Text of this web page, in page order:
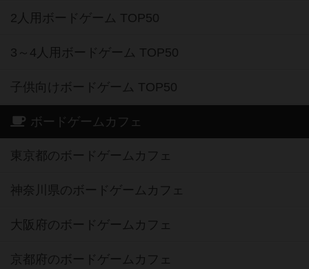
2人用ボードゲーム TOP50
3～4人用ボードゲーム TOP50
子供向けボードゲーム TOP50
ボードゲームカフェ
東京都のボードゲームカフェ
神奈川県のボードゲームカフェ
大阪府のボードゲームカフェ
京都府のボードゲームカフェ